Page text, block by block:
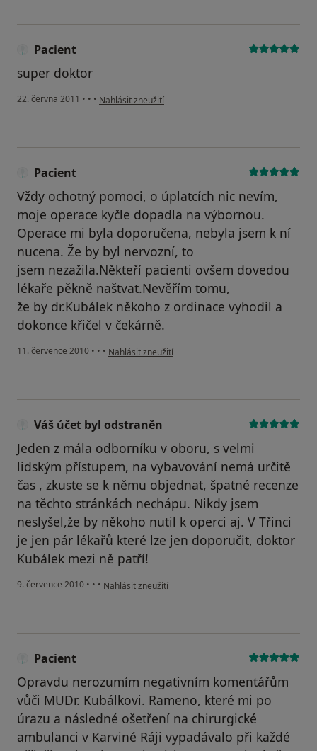
Pacient
super doktor
22. června 2011 • • • podle názoru uživatele Pacient
Nahlásit zneužití
Pacient
Vždy ochotný pomoci, o úplatcích nic nevím,
moje operace kyčle dopadla na výbornou.
Operace mi byla doporučena, nebyla jsem k ní
nucena. Že by byl nervozní, to
jsem nezažila.Někteří pacienti ovšem dovedou
lékaře pěkně naštvat.Nevěřím tomu,
že by dr.Kubálek někoho z ordinace vyhodil a
dokonce křičel v čekárně.
11. července 2010 • • • podle názoru uživatele Pacient
Nahlásit zneužití
Váš účet byl odstraněn
Jeden z mála odborníku v oboru, s velmi
lidským přístupem, na vybavování nemá určitě
čas , zkuste se k němu objednat, špatné recenze
na těchto stránkách nechápu. Nikdy jsem
neslyšel,že by někoho nutil k operci aj. V Třinci
je jen pár lékařů které lze jen doporučit, doktor
Kubálek mezi ně patří!
9. července 2010 • • • podle názoru uživatele Váš účet byl odstraněn
Nahlásit zneužití
Pacient
Opravdu nerozumím negativním komentářům
vůči MUDr. Kubálkovi. Rameno, které mi po
úrazu a následné ošetření na chirurgické
ambulanci v Karviné Ráji vypadávalo při každé